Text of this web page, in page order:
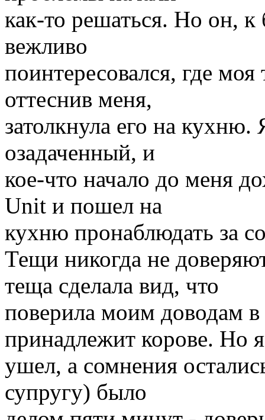
как-то решаться. Но он,
вежливо
поинтересовался, где
оттеснив меня,
затолкнула его на кухню.
озадаченный, и
кое-что начало до меня
Unit и пошел на
кухню пронаблюдать за
Тещи никогда не
теща сделала вид, что
поверила моим доводам в
принадлежит корове. Но я
ушел, а сомнения
супругу) было